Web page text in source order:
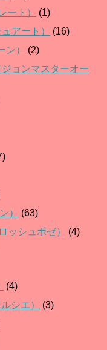
ート）
(1)
アート）
(16)
）
(2)
ョンマスターオー
）
(63)
ッシュポゼ）
(4)
(4)
シエ）
(3)